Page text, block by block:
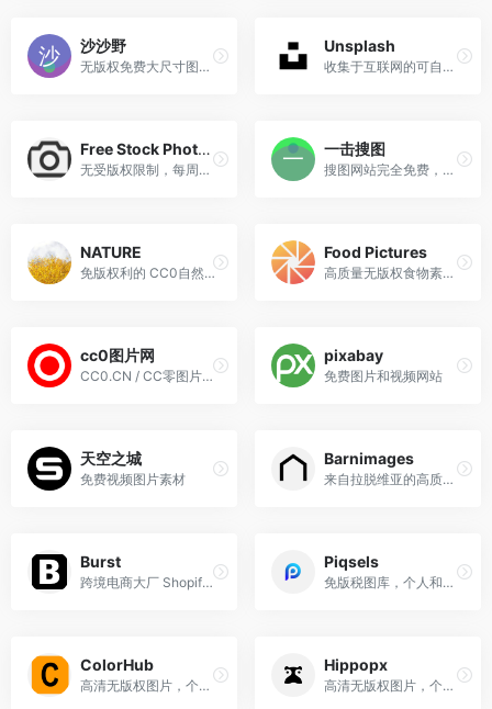
沙沙野
无版权免费大尺寸图片共享平台
Unsplash
收集于互联网的可自由使用的图像.
Free Stock Photos
无受版权限制，每周增加数百张高分辨率图片。
一击搜图
搜图网站完全免费，可任意使用包括商用
NATURE
免版权利的 CC0自然库存图片...
Food Pictures
高质量无版权食物素材图库
cc0图片网
CC0.CN / CC零图片网，可用于商业用途的免费图片素材聚合网站
pixabay
免费图片和视频网站
天空之城
免费视频图片素材
Barnimages
来自拉脱维亚的高质量免费商用摄影图库
Burst
跨境电商大厂 Shopify 旗下的高清免费商用照片平台
Piqsels
免版税图库，个人和商业免费使用
ColorHub
高清无版权图片，个人和商业...
Hippopx
高清无版权图片，个人和商业用途免费。